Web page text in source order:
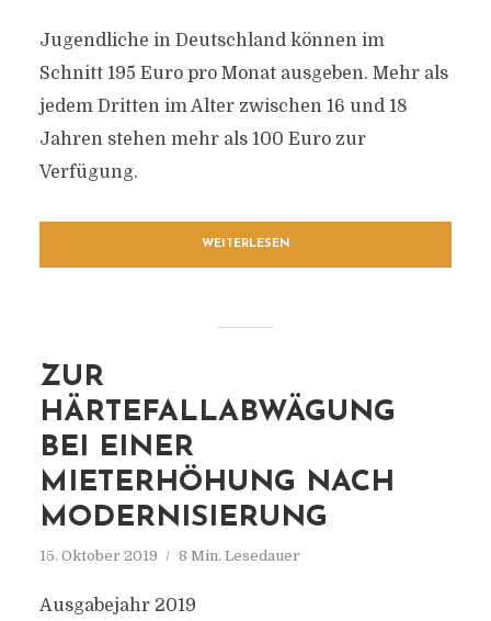
Jugendliche in Deutschland können im
Schnitt 195 Euro pro Monat ausgeben. Mehr als
jedem Dritten im Alter zwischen 16 und 18
Jahren stehen mehr als 100 Euro zur
Verfügung.
WEITERLESEN
ZUR
HÄRTEFALLABWÄGUNG
BEI EINER
MIETERHÖHUNG NACH
MODERNISIERUNG
15. Oktober 2019 8 Min. Lesedauer
Ausgabejahr 2019